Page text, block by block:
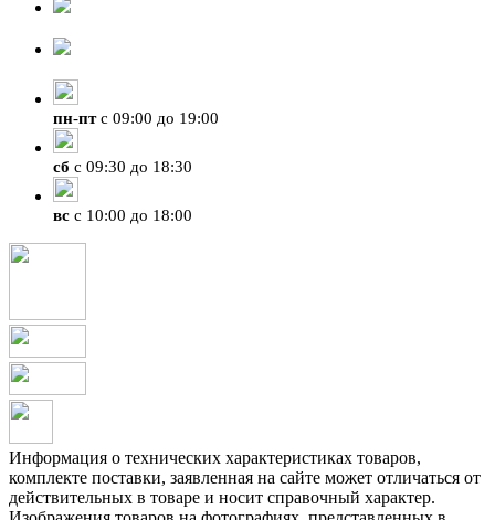
пн-птс 09:00 до 19:00
сб с 09:30 до 18:30
вс с 10:00 до 18:00
Информация о технических характеристиках товаров,
комплекте поставки, заявленная на сайте может отличаться от
действительных в товаре и носит справочный характер.